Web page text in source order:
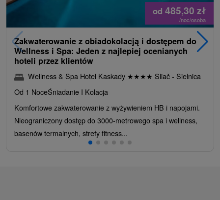
od 485,30 zł
/noc/osoba
Zakwaterowanie z obiadokolacją i dostępem do
Wellness i Spa: Jeden z najlepiej ocenianych
hoteli przez klientów
Wellness & Spa Hotel Kaskady ★★★★ Sliač - Sielnica
Od 1 NoceŚniadanie I Kolacja
Komfortowe zakwaterowanie z wyżywieniem HB i napojami.
Nieograniczony dostęp do 3000-metrowego spa i wellness,
basenów termalnych, strefy fitness...